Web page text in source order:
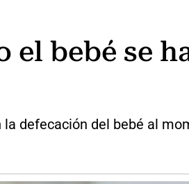
el bebé se
defecación del bebé al